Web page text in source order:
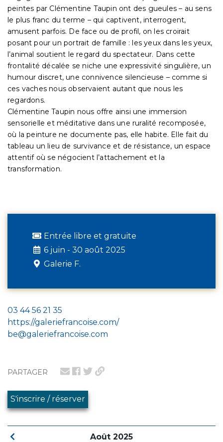
PARTAGER
S'inscrire / réserver
Août 2025
peintes par Clémentine Taupin ont des gueules – au sens
le plus franc du terme – qui captivent, interrogent,
amusent parfois. De face ou de profil, on les croirait
posant pour un portrait de famille : les yeux dans les yeux,
l’animal soutient le regard du spectateur. Dans cette
frontalité décalée se niche une expressivité singulière, un
humour discret, une connivence silencieuse – comme si
ces vaches nous observaient autant que nous les
regardons.
Clémentine Taupin nous offre ainsi une immersion
sensorielle et méditative dans une ruralité recomposée,
où la peinture ne documente pas, elle habite. Elle fait du
tableau un lieu de survivance et de résistance, un espace
attentif où se négocient l’attachement et la
transformation.
Entrée libre et gratuite
6 juin - 30 août 2025
Galerie F.
03 44 56 21 35
https://galeriefrancoise.com/
be@galeriefrancoise.com